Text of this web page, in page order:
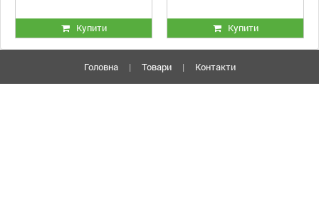
Купити Купити
Головна | Товари | Контакти